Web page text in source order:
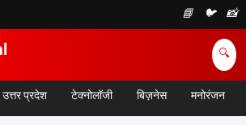
📘 🐦 📸
🔍
उत्तर प्रदेश टेक्नोलॉजी बिज़नेस मनोरंजन